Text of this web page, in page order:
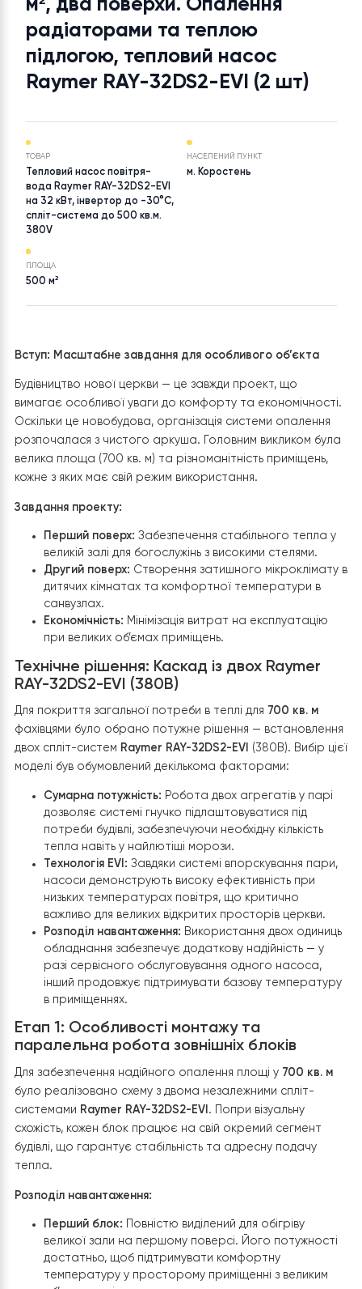
Опалення в церкві м.
Коростень. Загальна площа
м², два поверхи. Опалення
радіаторами та теплою
підлогою, тепловий насос
Raymer RAY-32DS2-EVI (2 шт)
Тепловий насос повітря-
вода Raymer RAY-32DS2-EVI
на 32 кВт, інвертор до -30°C,
спліт-система до 500 кв.м.
ПЛОЩА
500 м²
Вступ: Масштабне завдання для особливого об’єкта
вимагає особливої уваги до комфорту та
Оскільки це новобудова, організація системи
розпочалася з чистого аркуша. Головним викликом
велика площа (700 кв. м) та різноманітність
кожне з яких має свій режим використання.
Завдання проекту:
Перший поверх: Забезпечення стабільного
великій залі для богослужінь з високими стелями.
дитячих кімнатах та комфортної температури в
санвузлах.
Економічність:Мінімізація витрат на
при великих об’ємах приміщень.
Технічне рішення: Каскад із двох Raymer
RAY-32DS2-EVI (380В)
Для покриття загальної потреби в теплі для
фахівцями було обрано потужне рішення —
двох спліт-системRaymer RAY-32DS2-EVI(380В). Вибір
моделі був обумовлений декількома факторами:
Сумарна потужність: Робота двох агрегатів у
дозволяє системі гнучко підлаштовуватися під
потреби будівлі, забезпечуючи необхідну кількість
тепла навіть у найлютіші морози.
Технологія EVI:Завдяки системі впорскування
насоси демонструють високу ефективність при
важливо для великих відкритих просторів церкви.
Розподіл навантаження:
обладнання забезпечує додаткову надійність — у
разі сервісного обслуговування одного насоса,
інший продовжує підтримувати базову
Етап 1: Особливості монтажу та
паралельна робота зовнішніх блоків
Для забезпечення надійного опалення площі у
було реалізовано схему з двома незалежними спліт-